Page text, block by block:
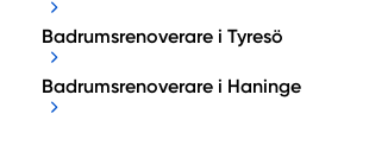
Badrumsrenoverare i Tyresö
Badrumsrenoverare i Haninge